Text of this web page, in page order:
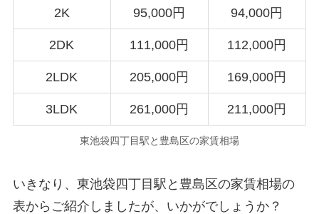
2K 95,000円 94,000円
2DK 111,000円 112,000円
2LDK 205,000円 169,000円
3LDK 261,000円 211,000円
東池袋四丁目駅と豊島区の家賃相場
いきなり、東池袋四丁目駅と豊島区の家賃相場の
表からご紹介しましたが、いかがでしょうか？